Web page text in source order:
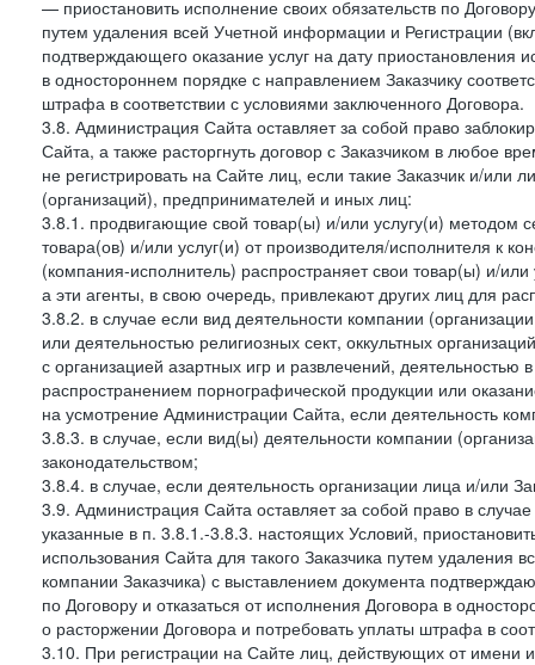
— приостановить исполнение своих обязательств по
путем удаления всей Учетной информации и Регистрации
подтверждающего оказание услуг на дату приостановления
в одностороннем порядке с направлением Заказчику
штрафа в соответствии с условиями заключенного Договора.
3.8. Администрация Сайта оставляет за собой право
Сайта, а также расторгнуть договор с Заказчиком в любое
не регистрировать на Сайте лиц, если такие Заказчик и/
(организаций), предпринимателей и иных лиц:
3.8.1. продвигающие свой товар(ы) и/или услугу(и) методом
товара(ов) и/или услуг(и) от производителя/исполнителя к
(компания-исполнитель) распространяет свои товар(ы) и/
а эти агенты, в свою очередь, привлекают других лиц для
3.8.2. в случае если вид деятельности компании
или деятельностью религиозных сект, оккультных
с организацией азартных игр и развлечений,
распространением порнографической продукции или
на усмотрение Администрации Сайта, если деятельность
3.8.3. в случае, если вид(ы) деятельности компании
законодательством;
3.8.4. в случае, если деятельность организации лица и/или
3.9. Администрация Сайта оставляет за собой право в
указанные в п. 3.8.1.-3.8.3. настоящих Условий,
использования Сайта для такого Заказчика путем
компании Заказчика) с выставлением документа
по Договору и отказаться от исполнения Договора в
о расторжении Договора и потребовать уплаты штрафа в
3.10. При регистрации на Сайте лиц, действующих от имени